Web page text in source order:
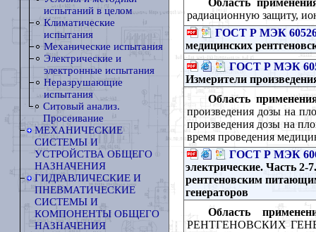
испытаний в целом
Климатические
испытания
Механические испытания
Электрические и
электронные испытания
Неразрушающие
испытания
Ситовый анализ.
Просеивание
МЕХАНИЧЕСКИЕ
СИСТЕМЫ И
УСТРОЙСТВА ОБЩЕГО
НАЗНАЧЕНИЯ
ГИДРАВЛИЧЕСКИЕ И
ПНЕВМАТИЧЕСКИЕ
СИСТЕМЫ И
КОМПОНЕНТЫ ОБЩЕГО
НАЗНАЧЕНИЯ
радиационную защиту,
ГОСТ Р МЭК
медицинских
ГОСТ Р МЭК
Измерители
Область
произведения дозы на
произведения дозы на
время проведения
ГОСТ Р МЭК
электрические. Часть 2-
рентгеновским
генераторов
Область
РЕНТГЕНОВСКИХ